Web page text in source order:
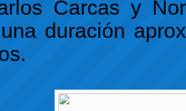
Carcas y
duración